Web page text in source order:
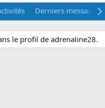
Derniers messages
le profil de adrenaline28.